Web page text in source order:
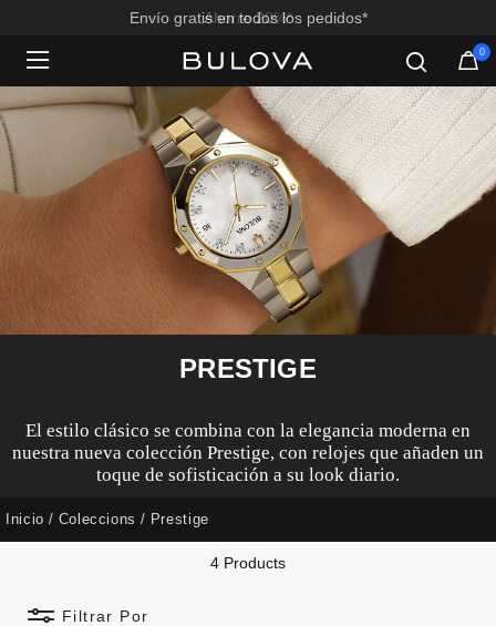
Envío gratis en todos los pedidos*
0
PRESTIGE
El estilo clásico se combina con la elegancia moderna en
nuestra nueva colección Prestige, con relojes que añaden un
toque de sofisticación a su look diario.
Inicio Coleccions Prestige
4 Products
Filtrar Por
Added to Manage Wishlist